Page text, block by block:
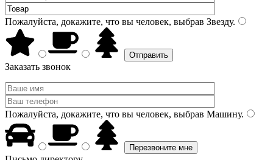
Пожалуйста, докажите, что вы человек, выбрав Звезду.
Заказать звонок
Пожалуйста, докажите, что вы человек, выбрав Машину.